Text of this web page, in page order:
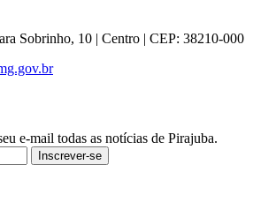
Sobrinho, 10 | Centro | CEP: 38210-000
e-mail todas as notícias de Pirajuba.